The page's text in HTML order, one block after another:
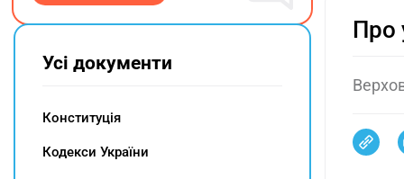
Про
Усі документи
Конституція
Кодекси України